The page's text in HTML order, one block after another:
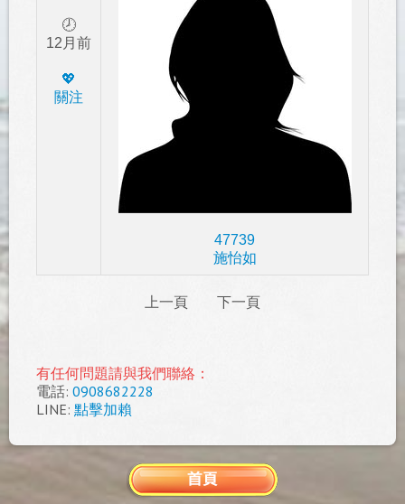
🕗
12月前
💖️
關注
47739
施怡如
上一頁 下一頁
有任何問題請與我們聯絡：
電話: 0908682228
LINE: 點擊加賴